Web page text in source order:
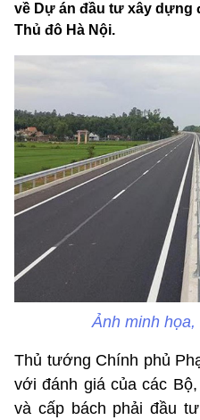
về Dự án đầu tư xây dựng
Thủ đô Hà Nội.
Ảnh minh
Thủ tướng Chính phủ
với đánh giá của các
và cấp bách phải đầu